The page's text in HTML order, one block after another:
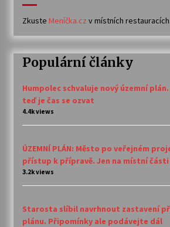
Zkuste Meníčka.cz v místních restauracích.
Populární články
Humpolec schvaluje nový územní plán.
teď je čas se ozvat
4.4k views
ÚZEMNÍ PLÁN: Město po veřejném
přístup k přípravě. Jen na místní
3.2k views
Starosta slíbil navrhnout zastavení
plánu. Připomínky ale podávejte dál